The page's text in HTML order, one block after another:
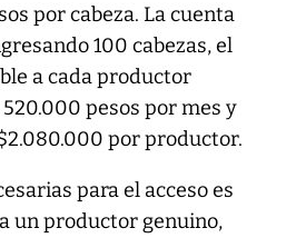
por cabeza. La cuenta
100 cabezas, el
a cada productor
pesos por mes y
por productor.
para el acceso es
un productor genuino,